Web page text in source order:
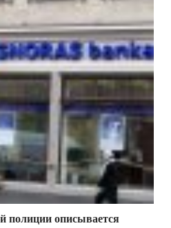
полиции описывается